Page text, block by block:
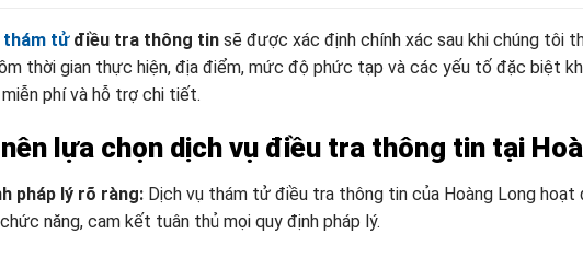
thám tử điều tra thông tin sẽ được xác định chính xác sau khi chúng tôi
thời gian thực hiện, địa điểm, mức độ phức tạp và các yếu tố đặc biệt
phí và hỗ trợ chi tiết.
lựa chọn dịch vụ điều tra thông tin tại
pháp lý rõ ràng: Dịch vụ thám tử điều tra thông tin của Hoàng Long
năng, cam kết tuân thủ mọi quy định pháp lý.